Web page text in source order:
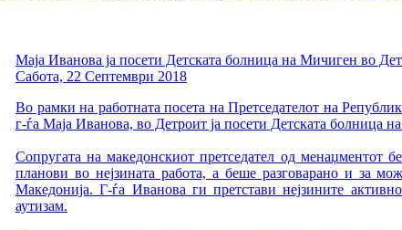
Маја Иванова ја посети Детската болница на Мичиген во
Сабота, 22 Септември 2018
Во рамки на работната посета на Претседателот на
г-ѓа Маја Иванова, во Детроит ја посети Детската болница
Сопругата на македонскиот претседател од менаџментот
планови во нејзината работа, а беше разговарано и за
Македонија. Г-ѓа Иванова ги претстави нејзините
аутизам.